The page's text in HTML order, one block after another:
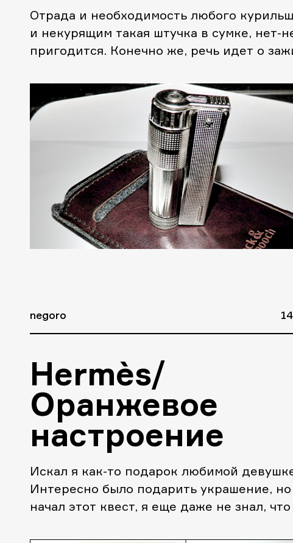
Отрада и необходимость любого
и некурящим такая штучка в сумке, нет-
пригодится. Конечно же, речь идет о
negoro
Hermès/
Оранжевое
настроение
Искал я как-то подарок любимой
Интересно было подарить украшение, но
начал этот квест, я еще даже не знал, что